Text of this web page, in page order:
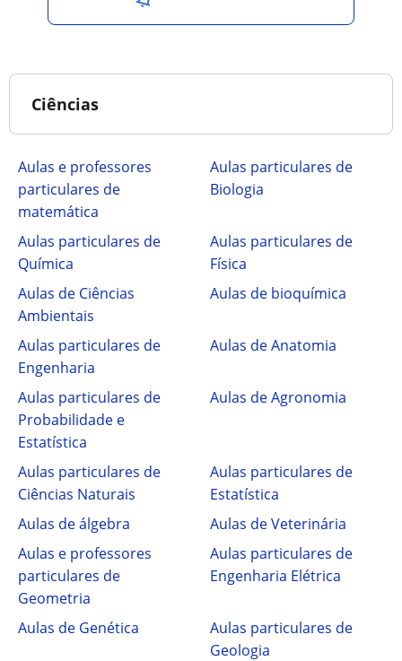
Ciências
Aulas e professores
particulares de
matemática
Aulas particulares de
Biologia
Aulas particulares de
Química
Aulas particulares de
Física
Aulas de Ciências
Ambientais
Aulas de bioquímica
Aulas particulares de
Engenharia
Aulas de Anatomia
Aulas particulares de
Probabilidade e
Estatística
Aulas de Agronomia
Aulas particulares de
Ciências Naturais
Aulas particulares de
Estatística
Aulas de álgebra
Aulas de Veterinária
Aulas e professores
particulares de
Geometria
Aulas particulares de
Engenharia Elétrica
Aulas de Genética
Aulas particulares de
Geologia